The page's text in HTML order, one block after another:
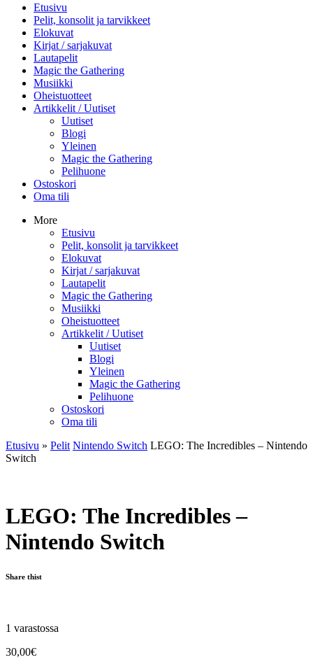
Etusivu
Pelit, konsolit ja tarvikkeet
Elokuvat
Kirjat / sarjakuvat
Lautapelit
Magic the Gathering
Musiikki
Oheistuotteet
Artikkelit / Uutiset
Uutiset
Blogi
Yleinen
Magic the Gathering
Pelihuone
Ostoskori
Oma tili
More
Etusivu
Pelit, konsolit ja tarvikkeet
Elokuvat
Kirjat / sarjakuvat
Lautapelit
Magic the Gathering
Musiikki
Oheistuotteet
Artikkelit / Uutiset
Uutiset
Blogi
Yleinen
Magic the Gathering
Pelihuone
Ostoskori
Oma tili
Etusivu » Pelit Nintendo Switch LEGO: The Incredibles – Nintendo
Switch
LEGO: The Incredibles –
Nintendo Switch
Share thist
1 varastossa
30,00€